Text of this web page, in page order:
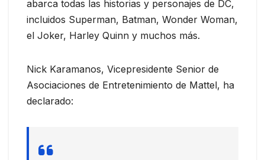
abarca todas las historias y personajes de DC,
incluidos Superman, Batman, Wonder Woman,
el Joker, Harley Quinn y muchos más.
Nick Karamanos, Vicepresidente Senior de
Asociaciones de Entretenimiento de Mattel, ha
declarado: